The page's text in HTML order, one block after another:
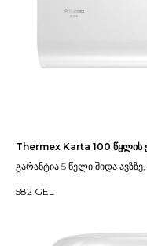
Thermex Karta 100 წყლის
გარანტია 5 წელი შიდა
582 GEL